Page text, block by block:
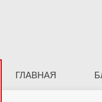
ГЛАВНАЯ